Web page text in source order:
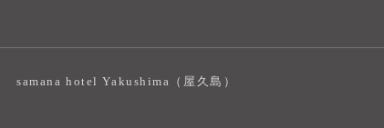
samana hotel Yakushima（屋久島）